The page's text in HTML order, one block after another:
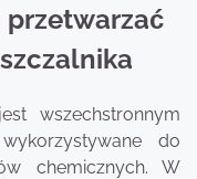
przetwarzać
wszechstronnym
do
chemicznych. W